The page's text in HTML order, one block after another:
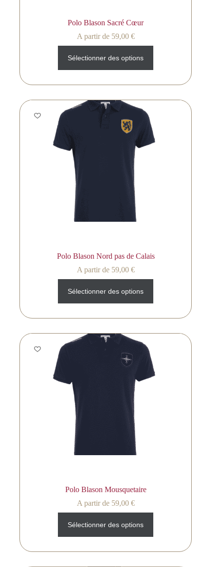
Polo Blason Sacré Cœur
A partir de 59,00 €
Sélectionner des options
Polo Blason Nord pas de Calais
A partir de 59,00 €
Sélectionner des options
Polo Blason Mousquetaire
A partir de 59,00 €
Sélectionner des options